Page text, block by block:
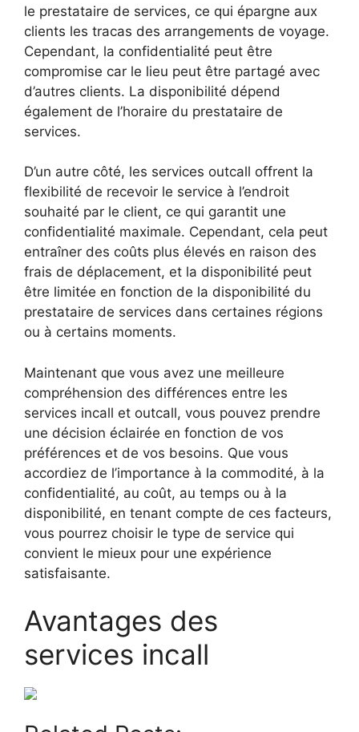
le prestataire de services, ce qui épargne aux
clients les tracas des arrangements de voyage.
Cependant, la confidentialité peut être
compromise car le lieu peut être partagé avec
d’autres clients. La disponibilité dépend
également de l’horaire du prestataire de
services.
D’un autre côté, les services outcall offrent la
flexibilité de recevoir le service à l’endroit
souhaité par le client, ce qui garantit une
confidentialité maximale. Cependant, cela peut
entraîner des coûts plus élevés en raison des
frais de déplacement, et la disponibilité peut
être limitée en fonction de la disponibilité du
prestataire de services dans certaines régions
ou à certains moments.
Maintenant que vous avez une meilleure
compréhension des différences entre les
services incall et outcall, vous pouvez prendre
une décision éclairée en fonction de vos
préférences et de vos besoins. Que vous
accordiez de l’importance à la commodité, à la
confidentialité, au coût, au temps ou à la
disponibilité, en tenant compte de ces facteurs,
vous pourrez choisir le type de service qui
convient le mieux pour une expérience
satisfaisante.
Avantages des
services incall